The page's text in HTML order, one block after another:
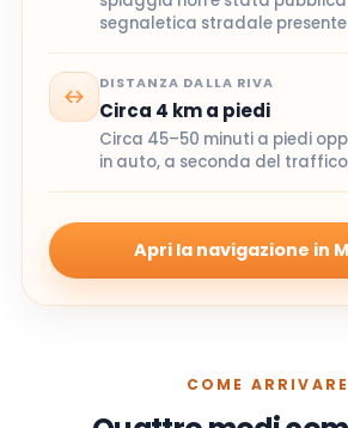
segnaletica stradale
DISTANZA DALLA RIVA
Circa 4 km a piedi
Circa 45–50 minuti a piedi
in auto, a seconda del traffico
Apri la navigazione in
COME ARRIVARE